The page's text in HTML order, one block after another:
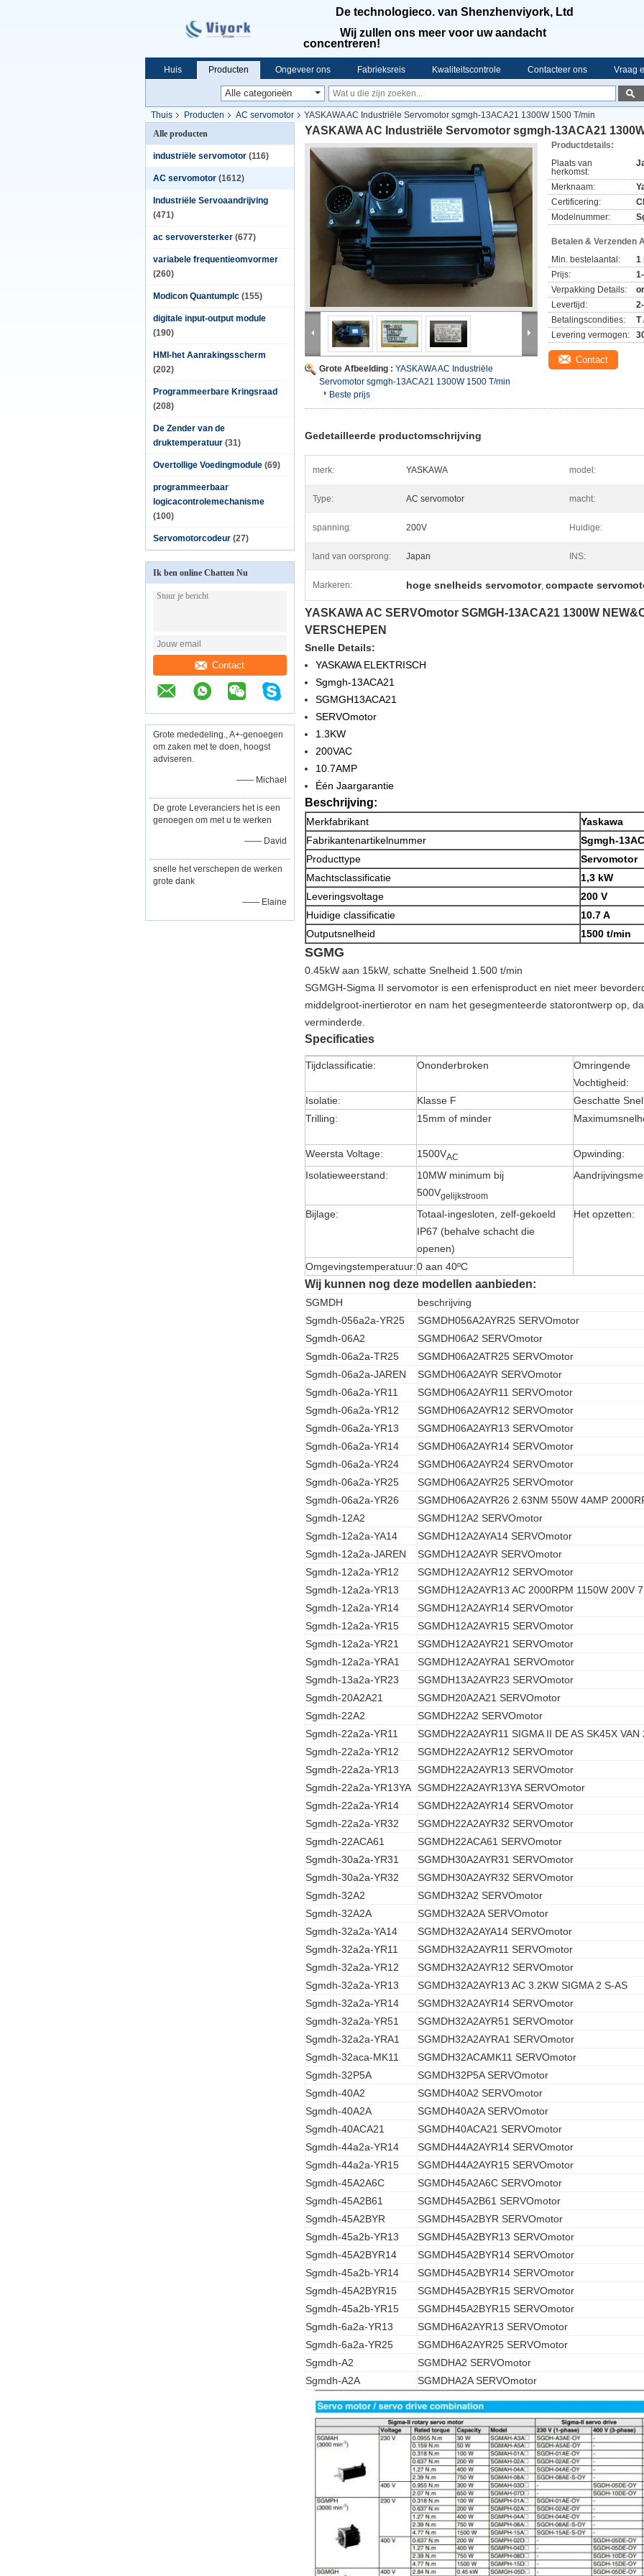
De technologieco. van Shenzhenviyork, Ltd
Wij zullen ons meer voor uw aandacht
concentreren!
Huis Producten Ongeveer ons Fabrieksreis Kwaliteitscontrole Contacteer ons Vraag
Thuis Producten AC servomotor
YASKAWA AC Industriële Servomotor sgmgh-13ACA21 1300W 1500 T/min
Alle producten
industriële servomotor (116)
AC servomotor (1612)
Industriële Servoaandrijving
(471)
ac servoversterker (677)
variabele frequentieomvormer
(260)
Modicon Quantumplc (155)
digitale input-output module
(190)
HMI-het Aanrakingsscherm
(202)
Programmeerbare Kringsraad
(208)
De Zender van de
druktemperatuur (31)
Overtollige Voedingmodule (69)
programmeerbaar
logicacontrolemechanisme
(100)
Servomotorcodeur (27)
Ik ben online Chatten Nu
Contact
Grote mededeling., A+-genoegen
om zaken met te doen, hoogst
adviseren.
—— Michael
De grote Leveranciers het is een
genoegen om met u te werken
—— David
snelle het verschepen de werken
grote dank
—— Elaine
YASKAWA AC Industriële Servomotor sgmgh-13ACA21
Grote Afbeelding : YASKAWA AC Industriële
Servomotor sgmgh-13ACA21 1300W 1500 T/min
Beste prijs
Productdetails:
Plaats van
herkomst:
Merknaam:
Certificering:
Modelnummer:
Betalen & Verzenden
Min. bestelaantal:
1
Prijs:
Verpakking Details:
Levertijd:
Betalingscondities:
T
Levering vermogen:
Contact
Gedetailleerde productomschrijving
merk: YASKAWA model:
Type: AC servomotor macht:
spanning: 200V Huidige:
land van oorsprong: Japan INS:
Markeren: hoge snelheids servomotor, compacte
YASKAWA AC SERVOmotor SGMGH-13ACA21 1300W
VERSCHEPEN
Snelle Details:
YASKAWA ELEKTRISCH
Sgmgh-13ACA21
SGMGH13ACA21
SERVOmotor
1.3KW
200VAC
10.7AMP
Één Jaargarantie
Beschrijving:
Merkfabrikant
Yaskawa
Fabrikantenartikelnummer
Sgmgh-
Producttype
Servomotor
Machtsclassificatie
1,3 kW
Leveringsvoltage
200 V
Huidige classificatie
10.7 A
Outputsnelheid
1500 t/min
SGMG
0.45kW aan 15kW, schatte Snelheid 1.500 t/min
SGMGH-Sigma II servomotor is een erfenisproduct en niet meer
middelgroot-inertierotor en nam het gesegmenteerde statorontwerp op,
verminderde.
Specificaties
Tijdclassificatie: Ononderbroken
Omringende
Vochtigheid:
Isolatie:
Klasse F
Geschatte
Trilling:
15mm of minder
Weersta Voltage: 1500VAC
Opwinding:
Isolatieweerstand:
10MW minimum bij
500Vgelijkstroom
Bijlage:
Totaal-ingesloten, zelf-gekoeld
IP67 (behalve schacht die
openen)
Het opzetten:
Omgevingstemperatuur:0 aan 40ºC
Wij kunnen nog deze modellen aanbieden:
SGMDH
beschrijving
Sgmdh-056a2a-YR25
SGMDH056A2AYR25 SERVOmotor
Sgmdh-06A2
SGMDH06A2 SERVOmotor
Sgmdh-06a2a-TR25
SGMDH06A2ATR25 SERVOmotor
Sgmdh-06a2a-JAREN
SGMDH06A2AYR SERVOmotor
Sgmdh-06a2a-YR11
SGMDH06A2AYR11 SERVOmotor
Sgmdh-06a2a-YR12
SGMDH06A2AYR12 SERVOmotor
Sgmdh-06a2a-YR13
SGMDH06A2AYR13 SERVOmotor
Sgmdh-06a2a-YR14
SGMDH06A2AYR14 SERVOmotor
Sgmdh-06a2a-YR24
SGMDH06A2AYR24 SERVOmotor
Sgmdh-06a2a-YR25
SGMDH06A2AYR25 SERVOmotor
Sgmdh-06a2a-YR26
SGMDH06A2AYR26 2.63NM 550W 4AMP
Sgmdh-12A2
SGMDH12A2 SERVOmotor
Sgmdh-12a2a-YA14
SGMDH12A2AYA14 SERVOmotor
Sgmdh-12a2a-JAREN
SGMDH12A2AYR SERVOmotor
Sgmdh-12a2a-YR12
SGMDH12A2AYR12 SERVOmotor
Sgmdh-12a2a-YR13
SGMDH12A2AYR13 AC 2000RPM 1150W 200V
Sgmdh-12a2a-YR14
SGMDH12A2AYR14 SERVOmotor
Sgmdh-12a2a-YR15
SGMDH12A2AYR15 SERVOmotor
Sgmdh-12a2a-YR21
SGMDH12A2AYR21 SERVOmotor
Sgmdh-12a2a-YRA1
SGMDH12A2AYRA1 SERVOmotor
Sgmdh-13a2a-YR23
SGMDH13A2AYR23 SERVOmotor
Sgmdh-20A2A21
SGMDH20A2A21 SERVOmotor
Sgmdh-22A2
SGMDH22A2 SERVOmotor
Sgmdh-22a2a-YR11
SGMDH22A2AYR11 SIGMA II DE AS SK45X VAN
Sgmdh-22a2a-YR12
SGMDH22A2AYR12 SERVOmotor
Sgmdh-22a2a-YR13
SGMDH22A2AYR13 SERVOmotor
Sgmdh-22a2a-YR13YA SGMDH22A2AYR13YA SERVOmotor
Sgmdh-22a2a-YR14
SGMDH22A2AYR14 SERVOmotor
Sgmdh-22a2a-YR32
SGMDH22A2AYR32 SERVOmotor
Sgmdh-22ACA61
SGMDH22ACA61 SERVOmotor
Sgmdh-30a2a-YR31
SGMDH30A2AYR31 SERVOmotor
Sgmdh-30a2a-YR32
SGMDH30A2AYR32 SERVOmotor
Sgmdh-32A2
SGMDH32A2 SERVOmotor
Sgmdh-32A2A
SGMDH32A2A SERVOmotor
Sgmdh-32a2a-YA14
SGMDH32A2AYA14 SERVOmotor
Sgmdh-32a2a-YR11
SGMDH32A2AYR11 SERVOmotor
Sgmdh-32a2a-YR12
SGMDH32A2AYR12 SERVOmotor
Sgmdh-32a2a-YR13
SGMDH32A2AYR13 AC 3.2KW SIGMA 2 S-AS
Sgmdh-32a2a-YR14
SGMDH32A2AYR14 SERVOmotor
Sgmdh-32a2a-YR51
SGMDH32A2AYR51 SERVOmotor
Sgmdh-32a2a-YRA1
SGMDH32A2AYRA1 SERVOmotor
Sgmdh-32aca-MK11
SGMDH32ACAMK11 SERVOmotor
Sgmdh-32P5A
SGMDH32P5A SERVOmotor
Sgmdh-40A2
SGMDH40A2 SERVOmotor
Sgmdh-40A2A
SGMDH40A2A SERVOmotor
Sgmdh-40ACA21
SGMDH40ACA21 SERVOmotor
Sgmdh-44a2a-YR14
SGMDH44A2AYR14 SERVOmotor
Sgmdh-44a2a-YR15
SGMDH44A2AYR15 SERVOmotor
Sgmdh-45A2A6C
SGMDH45A2A6C SERVOmotor
Sgmdh-45A2B61
SGMDH45A2B61 SERVOmotor
Sgmdh-45A2BYR
SGMDH45A2BYR SERVOmotor
Sgmdh-45a2b-YR13
SGMDH45A2BYR13 SERVOmotor
Sgmdh-45A2BYR14
SGMDH45A2BYR14 SERVOmotor
Sgmdh-45a2b-YR14
SGMDH45A2BYR14 SERVOmotor
Sgmdh-45A2BYR15
SGMDH45A2BYR15 SERVOmotor
Sgmdh-45a2b-YR15
SGMDH45A2BYR15 SERVOmotor
Sgmdh-6a2a-YR13
SGMDH6A2AYR13 SERVOmotor
Sgmdh-6a2a-YR25
SGMDH6A2AYR25 SERVOmotor
Sgmdh-A2
SGMDHA2 SERVOmotor
Sgmdh-A2A
SGMDHA2A SERVOmotor